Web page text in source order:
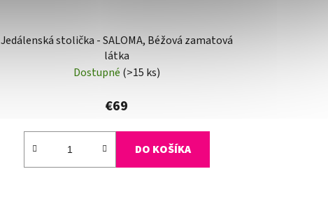
Jedálenská stolička - SALOMA, Béžová zamatová
látka
Dostupné (>15 ks)
€69
DO KOŠÍKA